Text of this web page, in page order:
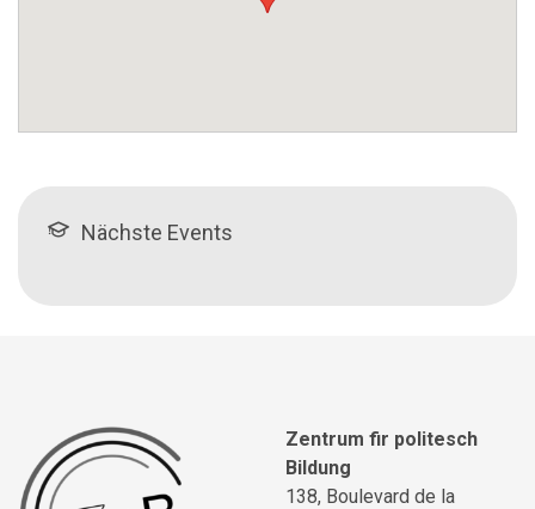
Nächste Events
Zentrum fir politesch
Bildung
138, Boulevard de la